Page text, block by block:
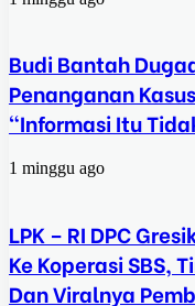
Budi Bantah
Penanganan
“Informasi Itu
1 minggu ago
LPK – RI DPC
Ke Koperasi SBS,
Dan Viralnya